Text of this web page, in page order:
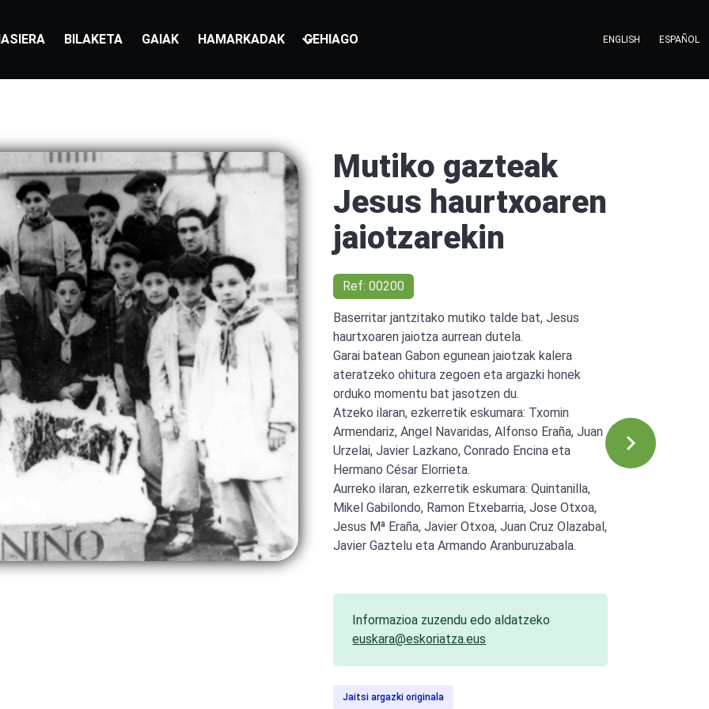
BILAKETA GAIAK HAMARKADAK GEHIAGO ENGLISH ESPAÑOL
Mutiko gazteak
Jesus haurtxoaren
jaiotzarekin
Ref: 00200
Baserritar jantzitako mutiko talde bat, Jesus
haurtxoaren jaiotza aurrean dutela.
Garai batean Gabon egunean jaiotzak kalera
ateratzeko ohitura zegoen eta argazki honek
orduko momentu bat jasotzen du.
Atzeko ilaran, ezkerretik eskumara: Txomin
Armendariz, Angel Navaridas, Alfonso Eraña, Juan
Urzelai, Javier Lazkano, Conrado Encina eta
Hermano César Elorrieta.
Aurreko ilaran, ezkerretik eskumara: Quintanilla,
Mikel Gabilondo, Ramon Etxebarria, Jose Otxoa,
Jesus Mª Eraña, Javier Otxoa, Juan Cruz Olazabal,
Javier Gaztelu eta Armando Aranburuzabala.
Informazioa zuzendu edo aldatzeko
euskara@eskoriatza.eus
Jaitsi argazki originala